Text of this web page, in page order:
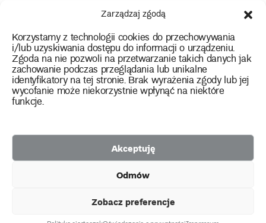
Zarządzaj zgodą
Korzystamy z technologii cookies do przechowywania
i/lub uzyskiwania dostępu do informacji o urządzeniu.
Zgoda na nie pozwoli na przetwarzanie takich danych jak
zachowanie podczas przeglądania lub unikalne
identyfikatory na tej stronie. Brak wyrażenia zgody lub jej
wycofanie może niekorzystnie wpłynąć na niektóre
funkcje.
Akceptuję
Odmów
Zobacz preferencje
Dla osób o specjalnych potrzebach
Kontakt
instagram
twitterfacebookyoutube
tiktok
2026 Copyright by Muzeum Narodowe we Wrocławiu
Polityka prywatności
Etnograficznego
Facebook
Racławickiej
facebook
Przyjaciół